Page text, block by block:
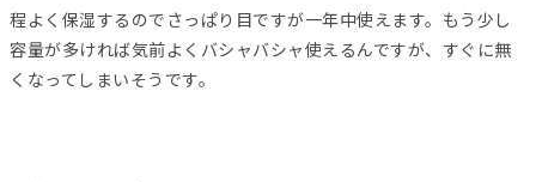
程よく保湿するのでさっぱり目ですが一年中使えます。もう少し
容量が多ければ気前よくバシャバシャ使えるんですが、すぐに無
くなってしまいそうです。